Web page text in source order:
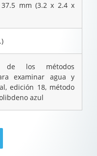
mm (3.2 x 2.4 x
de los métodos
examinar agua y
edición 18, método
azul